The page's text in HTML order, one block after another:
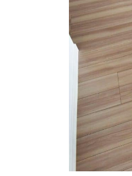
コーディネート集
メンテナンス方法